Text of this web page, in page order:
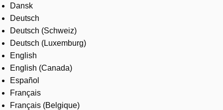
Services
About us
Where to buy
Contact us
Careers
Dansk
Deutsch
Deutsch (Schweiz)
Deutsch (Luxemburg)
English
English (Canada)
Español
Français
Français (Belgique)